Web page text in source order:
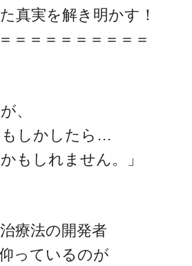
真実を解き明かす！
＝＝＝＝＝＝＝＝＝
、
しかしたら…
もしれません。」
療法の開発者
っているのが